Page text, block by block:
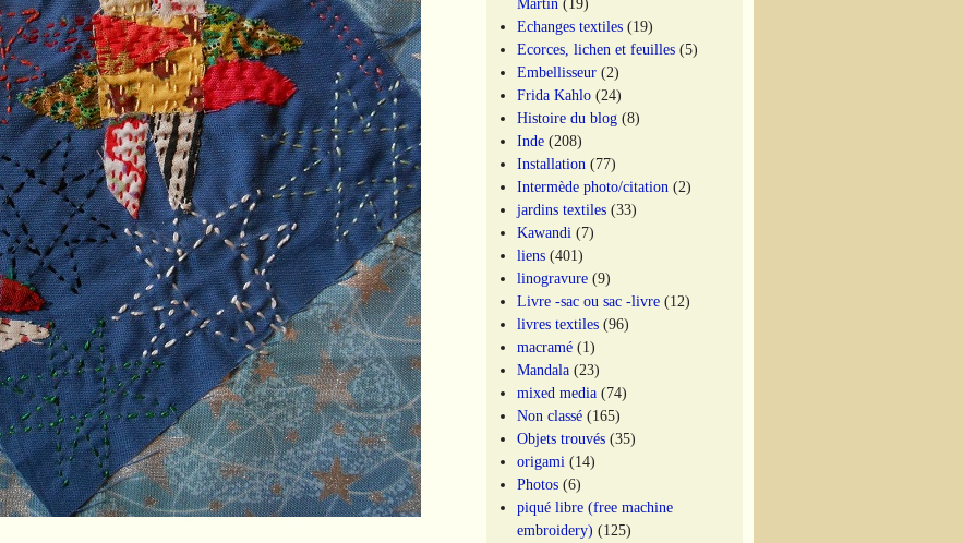
Echanges textiles (19)
Ecorces, lichen et feuilles (5)
Embellisseur (2)
Frida Kahlo (24)
Histoire du blog (8)
Inde (208)
Installation (77)
Intermède photo/citation (2)
jardins textiles (33)
Kawandi (7)
liens (401)
linogravure (9)
Livre -sac ou sac -livre (12)
livres textiles (96)
macramé (1)
Mandala (23)
mixed media (74)
Non classé (165)
Objets trouvés (35)
origami (14)
Photos (6)
piqué libre (free machine
embroidery) (125)